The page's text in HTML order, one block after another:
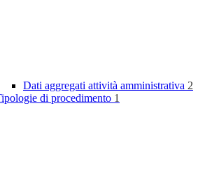
Dati aggregati attività amministrativa 2
di procedimento 1